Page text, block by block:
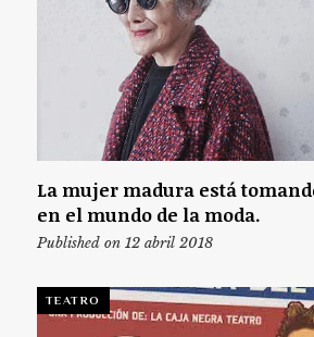
La mujer madura está
en el mundo de la moda.
Published on 12 abril 2018
TEATRO